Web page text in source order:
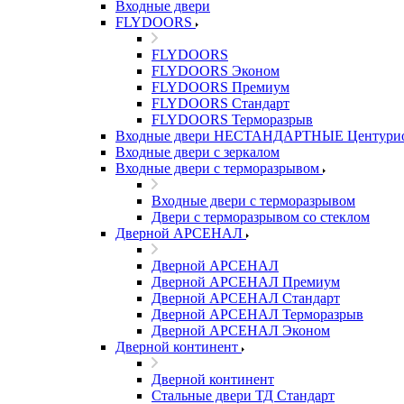
Входные двери
FLYDOORS
FLYDOORS
FLYDOORS Эконом
FLYDOORS Премиум
FLYDOORS Стандарт
FLYDOORS Терморазрыв
Входные двери НЕСТАНДАРТНЫЕ
Входные двери с зеркалом
Входные двери с терморазрывом
Входные двери с терморазрывом
Двери с терморазрывом со стеклом
Дверной АРСЕНАЛ
Дверной АРСЕНАЛ
Дверной АРСЕНАЛ Премиум
Дверной АРСЕНАЛ Стандарт
Дверной АРСЕНАЛ Терморазрыв
Дверной АРСЕНАЛ Эконом
Дверной континент
Дверной континент
Стальные двери ТД Стандарт